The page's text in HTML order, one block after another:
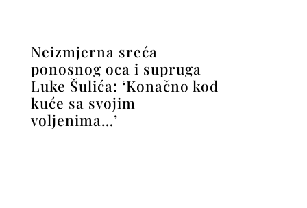
Neizmjerna sreća
ponosnog oca i supruga
Luke Šulića: ‘Konačno kod
kuće sa svojim
voljenima…’